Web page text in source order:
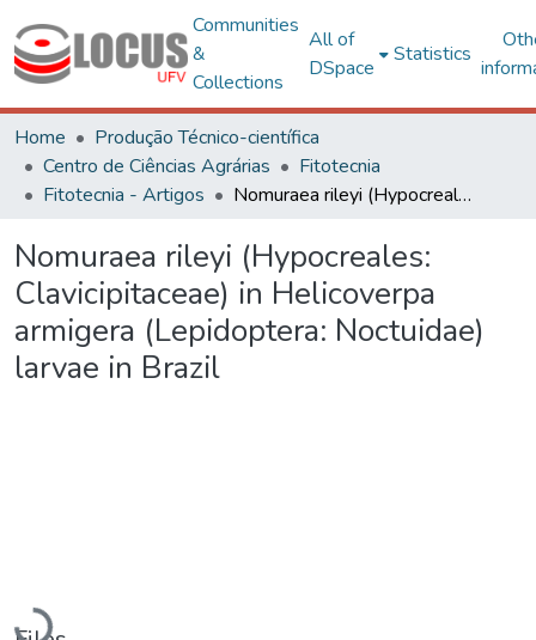
Communities
&
Collections
All of
DSpace
Statistics
Home
Produção Técnico-científica
Centro de Ciências Agrárias
Fitotecnia
Fitotecnia - Artigos
Nomuraea rileyi (Hypocreales: Clavicipitaceae) in Helicoverpa armigera (Lepidoptera: Noctuidae) larvae in Brazil
Nomuraea rileyi (Hypocreales:
Clavicipitaceae) in Helicoverpa
armigera (Lepidoptera: Noctuidae)
larvae in Brazil
Loading...